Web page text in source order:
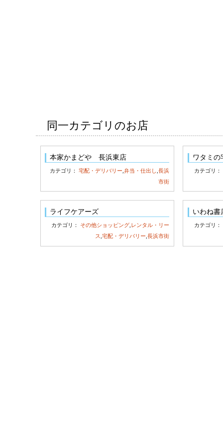
同一カテゴリのお店
本家かまどや 長浜東店
カテゴリ：宅配・デリバリー ,弁当・仕出し ,長浜
市街
ワタミ
カテゴリ：
ライフケアーズ
カテゴリ： その他ショッピング レンタル・リー
ス ,宅配・デリバリー ,長浜市街
いわね書
カテゴリ：